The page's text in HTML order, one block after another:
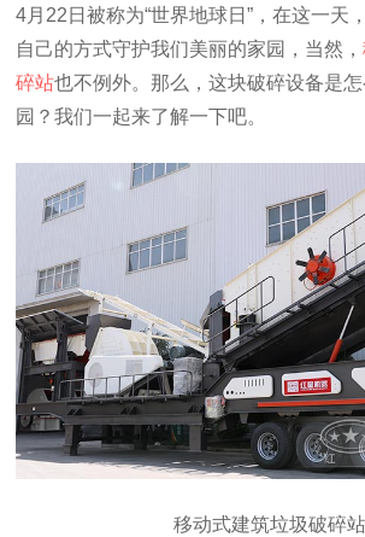
4月22日被称为“世界地球日”，在这一天
自己的方式守护我们美丽的家园，当然，
碎站也不例外。那么，这块破碎设备是
园？我们一起来了解一下吧。
移动式建筑垃圾破碎站